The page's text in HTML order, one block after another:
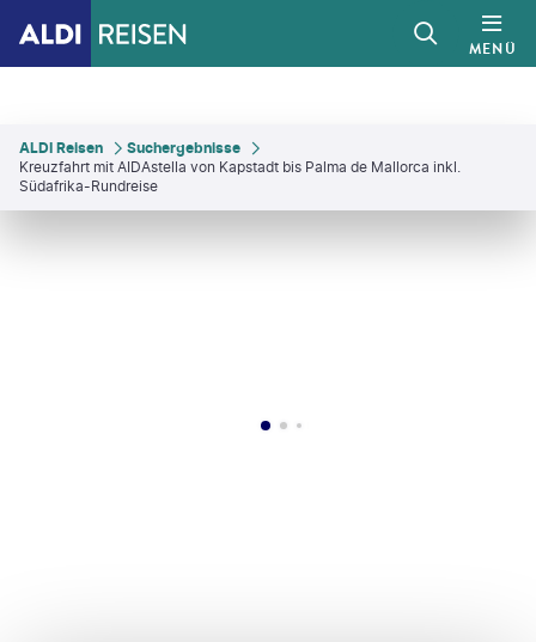
MENÜ
ALDI Reisen
Suchergebnisse
Kreuzfahrt mit AIDAstella von Kapstadt bis Palma de Mallorca inkl.
Südafrika-Rundreise